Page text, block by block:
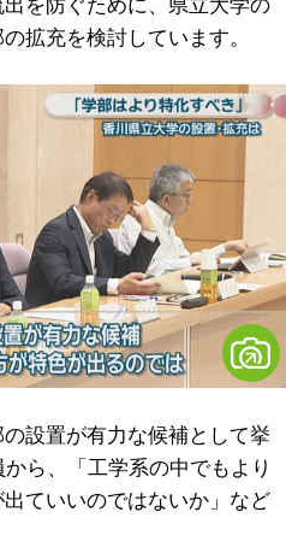
を防ぐために、県立大学の
拡充を検討しています。
設置が有力な候補として挙
ら、「工学系の中でもより
ていいのではないか」など